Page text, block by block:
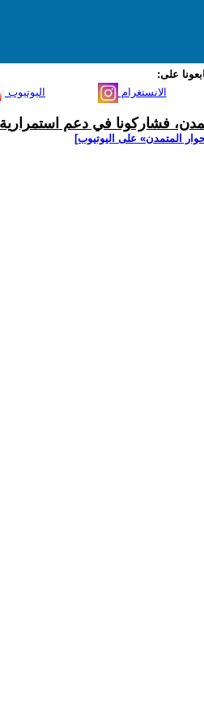
على:
اليوتيوب الانستغرام
فشاركونا في دعم
المتمدن» على اليوتيوب]